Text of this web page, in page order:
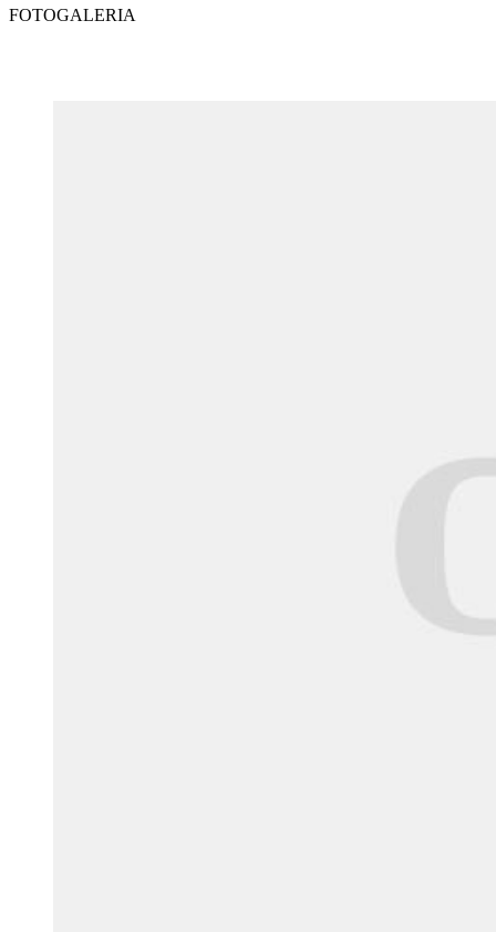
FOTOGALERIA